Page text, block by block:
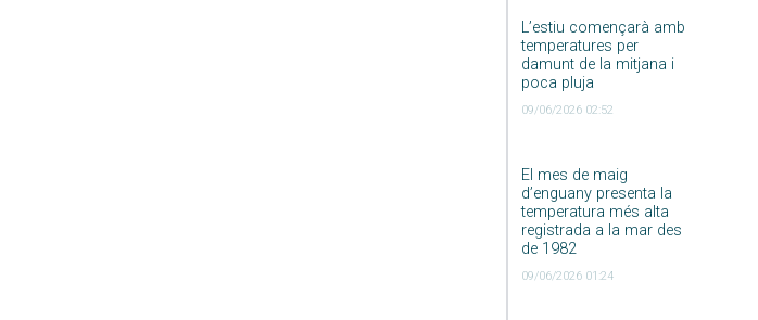
L’estiu començarà amb
temperatures per
damunt de la mitjana i
poca pluja
09/06/2026 02:52
El mes de maig
d’enguany presenta la
temperatura més alta
registrada a la mar des
de 1982
09/06/2026 01:24